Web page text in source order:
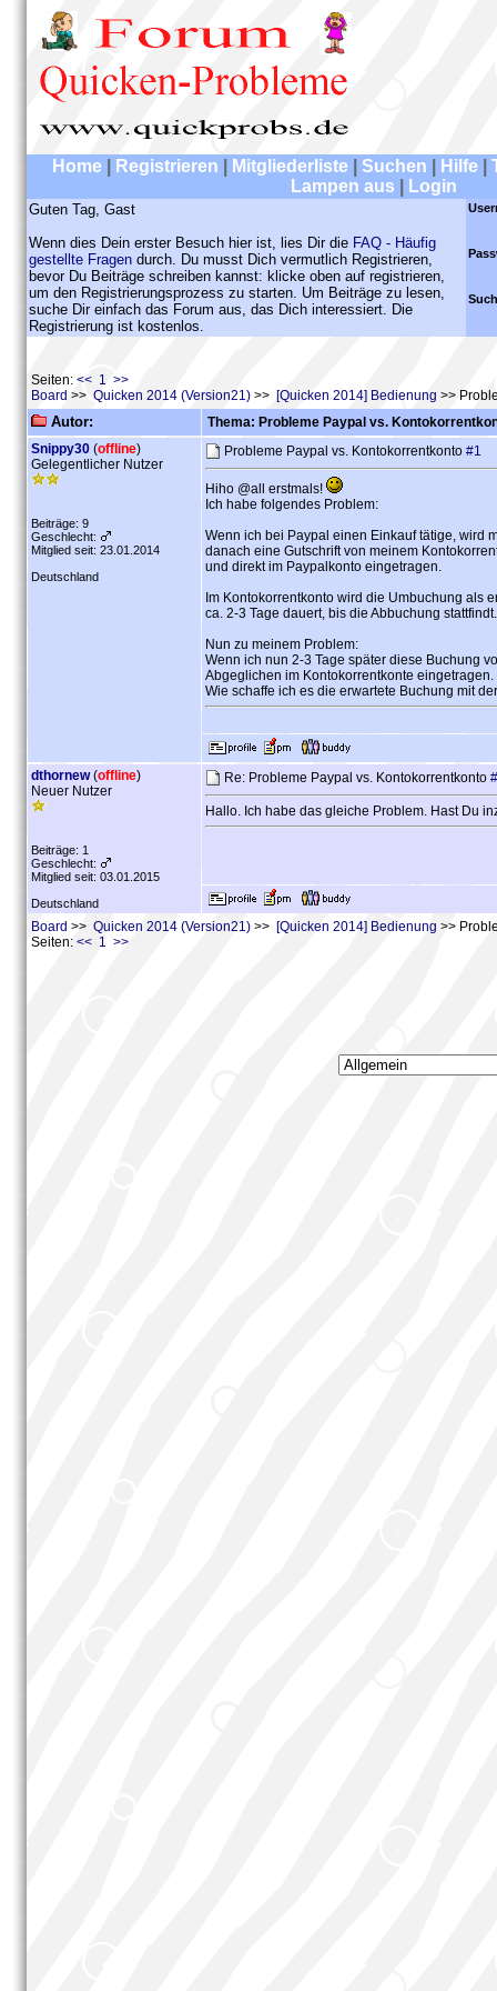
Home Registrieren Mitgliederliste Suchen Hilfe
Lampen aus
Login
Guten Tag, Gast
Wenn dies Dein erster Besuch hier ist, lies Dir die FAQ - Häufig
gestellte Fragen durch. Du musst Dich vermutlich Registrieren,
bevor Du Beiträge schreiben kannst: klicke oben auf registrieren,
um den Registrierungsprozess zu starten. Um Beiträge zu lesen,
suche Dir einfach das Forum aus, das Dich interessiert. Die
Registrierung ist kostenlos.
Seiten: << 1 >>
Board >> Quicken 2014 (Version21) >> [Quicken 2014] Bedienung >>
Autor:
Thema: Probleme Paypal vs.
Snippy30 (offline)
Gelegentlicher Nutzer
Beiträge: 9
Geschlecht:
Mitglied seit: 23.01.2014
Deutschland
Probleme Paypal vs. Kontokorrentkonto #1
Hiho @all erstmals!
Ich habe folgendes Problem:
Wenn ich bei Paypal einen Einkauf tätige, wird
danach eine Gutschrift von meinem
und direkt im Paypalkonto eingetragen.
Im Kontokorrentkonto wird die Umbuchung als
ca. 2-3 Tage dauert, bis die Abbuchung stattfindt.
Nun zu meinem Problem:
Wenn ich nun 2-3 Tage später diese Buchung
Abgeglichen im Kontokorrentkonte eingetragen.
Wie schaffe ich es die erwartete Buchung mit
dthornew(offline)
Neuer Nutzer
Beiträge: 1
Geschlecht:
Mitglied seit: 03.01.2015
Deutschland
Re: Probleme Paypal vs. Kontokorrentkonto
Hallo. Ich habe das gleiche Problem. Hast Du
Board >> Quicken 2014 (Version21) >> [Quicken 2014] Bedienung >>
Seiten: << 1 >>